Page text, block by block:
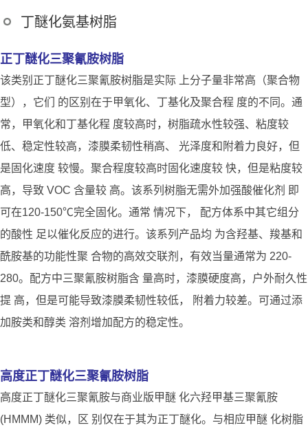
丁醚化氨基树脂
正丁醚化三聚氰胺树脂
该类别正丁醚化三聚氰胺树脂是实际 上分子量非常高（聚合物
型），它们 的区别在于甲氧化、丁基化及聚合程 度的不同。通
常，甲氧化和丁基化程 度较高时，树脂疏水性较强、粘度较
低、稳定性较高，漆膜柔韧性稍高、 光泽度和附着力良好，但
是固化速度 较慢。聚合程度较高时固化速度较 快，但是粘度较
高，导致 VOC 含量较 高。该系列树脂无需外加强酸催化剂 即
可在120-150℃完全固化。通常 情况下， 配方体系中其它组分
的酸性 足以催化反应的进行。该系列产品均 为含羟基、羧基和
酰胺基的功能性聚 合物的高效交联剂，有效当量通常为 220-
280。配方中三聚氰胺树脂含 量高时，漆膜硬度高，户外耐久性
提 高，但是可能导致漆膜柔韧性较低， 附着力较差。可通过添
加胺类和醇类 溶剂增加配方的稳定性。
高度正丁醚化三聚氰胺树脂
高度正丁醚化三聚氰胺与商业版甲醚 化六羟甲基三聚氰胺
(HMMM) 类似，区 别仅在于其为正丁醚化。与相应甲醚 化树脂